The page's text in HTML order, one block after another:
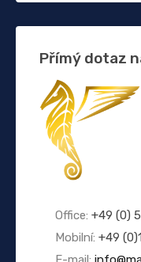
Přímý dotaz
Office: +49 (0)
Mobilní: +49